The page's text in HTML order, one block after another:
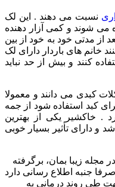
نسبت می دهند . این لک
می شوند و کمی آزار دهنده
از مدتی خود به خود از بین
خانم های باردار دارای لک
کنند و بیش از حد نباید
کبدی می دانند و معمولا
کبد استفاده شود از جمه
. خاکشیر یکی از بهترین
و دارای تأثیر بسیار خوبی
زیبا بمان، برگرفته
جنبه اطلاع رسانی دارد
طی روند درمانی به